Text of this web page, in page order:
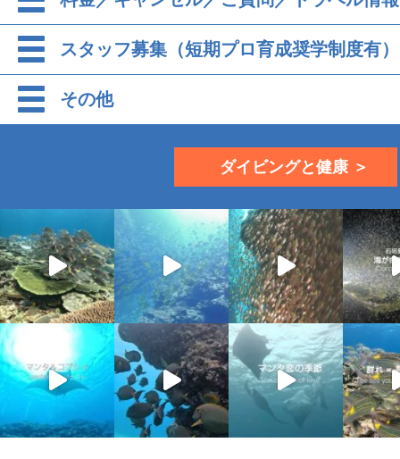
スタッフ募集（短期プロ育成奨学制度有）
その他
ダイビングと健康 ＞